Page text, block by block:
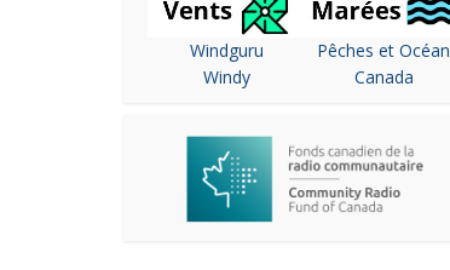
Windguru
Windy
Pêches et Océan
Canada